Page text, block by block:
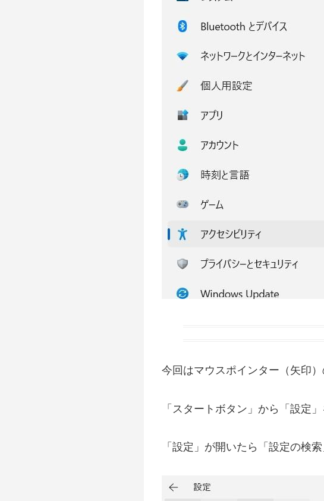
今回はマウスポインター（矢印
「スタートボタン」から「設定
「設定」が開いたら「設定の検